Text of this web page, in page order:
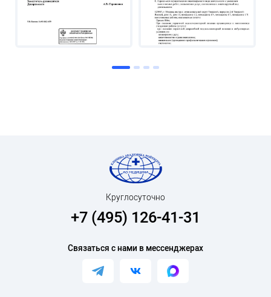
Круглосуточно
+7 (495) 126-41-31
Связаться с нами в мессенджерах